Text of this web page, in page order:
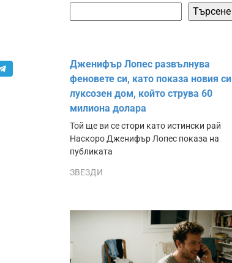
Търсене
Дженифър Лопес развълнува
феновете си, като показа новия си
луксозен дом, който струва 60
милиона долара
Той ще ви се стори като истински рай
Наскоро Дженифър Лопес показа на
публиката
ЗВЕЗДИ